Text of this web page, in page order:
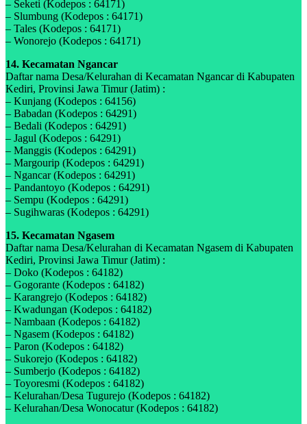
– Seketi (Kodepos : 64171)
– Slumbung (Kodepos : 64171)
– Tales (Kodepos : 64171)
– Wonorejo (Kodepos : 64171)
14. Kecamatan Ngancar
Daftar nama Desa/Kelurahan di Kecamatan Ngancar di Kabupaten
Kediri, Provinsi Jawa Timur (Jatim) :
– Kunjang (Kodepos : 64156)
– Babadan (Kodepos : 64291)
– Bedali (Kodepos : 64291)
– Jagul (Kodepos : 64291)
– Manggis (Kodepos : 64291)
– Margourip (Kodepos : 64291)
– Ngancar (Kodepos : 64291)
– Pandantoyo (Kodepos : 64291)
– Sempu (Kodepos : 64291)
– Sugihwaras (Kodepos : 64291)
15. Kecamatan Ngasem
Daftar nama Desa/Kelurahan di Kecamatan Ngasem di Kabupaten
Kediri, Provinsi Jawa Timur (Jatim) :
– Doko (Kodepos : 64182)
– Gogorante (Kodepos : 64182)
– Karangrejo (Kodepos : 64182)
– Kwadungan (Kodepos : 64182)
– Nambaan (Kodepos : 64182)
– Ngasem (Kodepos : 64182)
– Paron (Kodepos : 64182)
– Sukorejo (Kodepos : 64182)
– Sumberjo (Kodepos : 64182)
– Toyoresmi (Kodepos : 64182)
– Kelurahan/Desa Tugurejo (Kodepos : 64182)
– Kelurahan/Desa Wonocatur (Kodepos : 64182)